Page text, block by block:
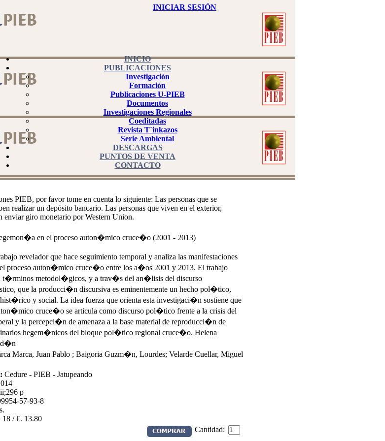
INICIAR SESIÓN
INICIO
PUBLICACIONES
Investigación
Formación
Publicaciones U-PIEB
Documentos
Investigaciones Regionales
Coeditadas
Revista T´inkazos
Serie Ambiental
DESCARGAS
PUNTOS DE VENTA
CONTACTO
PIEB, por favor tome en cuenta lo siguiente: Las personas que se
realizar un depósito bancario. Las personas que viven en el exterior,
enviar giro monetario por Western Union.
en el proceso auton�mico cruce�o (2001 - 2013)
revelador que hace seguimiento temporal y analiza las manifestaciones
proceso auton�mico cruce�o entre los a�os 2001 y 2013. El trabajo
t�rminos metodol�gicos, y a trav�s del an�lisis del discurso
que la producci�n discursiva es eminentemente un hecho pol�tico,
y social. La idea fuerza que orienta esta investigaci�n sostiene que
cruce�o se articula como discurso pol�tico frente a la crisis del
y la percepci�n de amenaza a la base material de reproducci�n de
hegem�nicos del bloque pol�tico regional cruce�o. Helena
Marca, Juan Pablo ; Baigoria Guzm�n, Lourdes; Velarde Cuellar, Miguel
Cedure - PIEB - Jatupeando
p
57-93-8
18 / €. 13.80
Cantidad: